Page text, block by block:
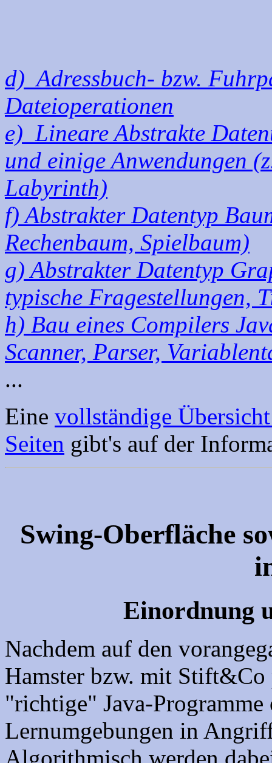
d) Adressbuch- bzw.
Dateioperationen
e) Lineare Abstrakte
und einige Anwendungen
Labyrinth)
f) Abstrakter Datentyp
Rechenbaum, Spielbaum)
g) Abstrakter Datentyp
typische Fragestellungen,
h) Bau eines Compilers
Scanner, Parser,
...
Eine vollständige
Seiten gibt's auf der
Swing-Oberfläche
Einordnung
Nachdem auf den
Hamster bzw. mit
"richtige" Java-
Lernumgebungen in
Algorithmisch werden